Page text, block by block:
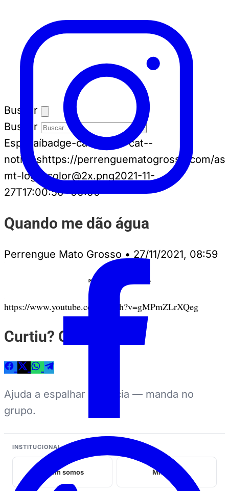
Buscar
Buscar
Espia aíbadge-cat badge-cat--
noticiashttps://perrenguematogrosso.com/
mt-logo-color@2x.png2021-11-
27T17:00:50+00:00
Quando me dão água
Perrengue Mato Grosso • 27/11/2021, 08:59
PUBLICIDADE Anuncie
https://www.youtube.com/watch?v=gMPmZLrXQeg
Curtiu? Compartilhe
Ajuda a espalhar a notícia — manda no
grupo.
INSTITUCIONAL
Quem somos Midia kit